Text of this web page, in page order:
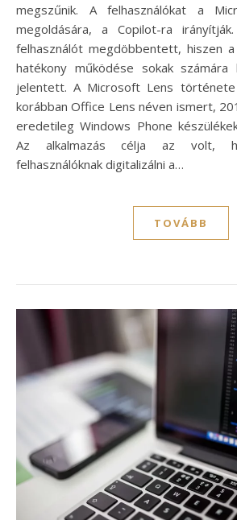
megszűnik. A felhasználókat a
megoldására, a Copilot-ra
felhasználót megdöbbentett, hiszen
hatékony működése sokak
jelentett. A Microsoft Lens
korábban Office Lens néven ismert,
eredetileg Windows Phone
Az alkalmazás célja az volt,
felhasználóknak digitalizálni a…
TOVÁBB